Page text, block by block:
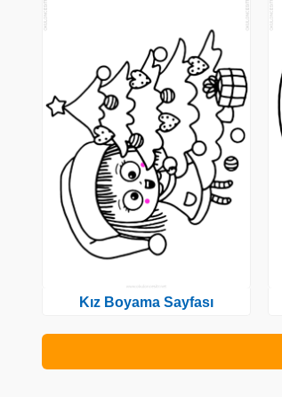
Kız Boyama Sayfası